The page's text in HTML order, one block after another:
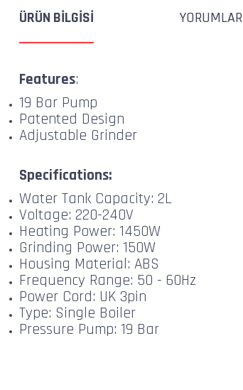
ÜRÜN BILGISI YORUMLAR
Features:
19 Bar Pump
Patented Design
Adjustable Grinder
Specifications:
Water Tank Capacity: 2L
Voltage: 220-240V
Heating Power: 1450W
Grinding Power: 150W
Housing Material: ABS
Frequency Range: 50 - 60Hz
Power Cord: UK 3pin
Type: Single Boiler
Pressure Pump: 19 Bar